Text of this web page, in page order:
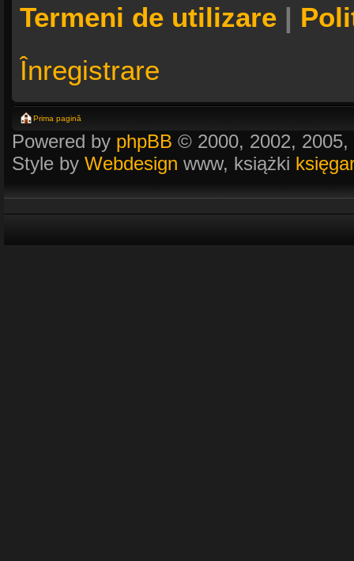
Termeni de utilizare|
Înregistrare
Prima pagină
Powered by phpBB © 2000, 2002,
Style by Webdesign www, książki